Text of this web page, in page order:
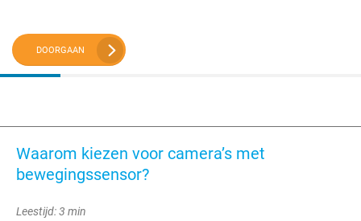
DOORGAAN
Waarom kiezen voor camera’s met
bewegingssensor?
Leestijd: 3 min